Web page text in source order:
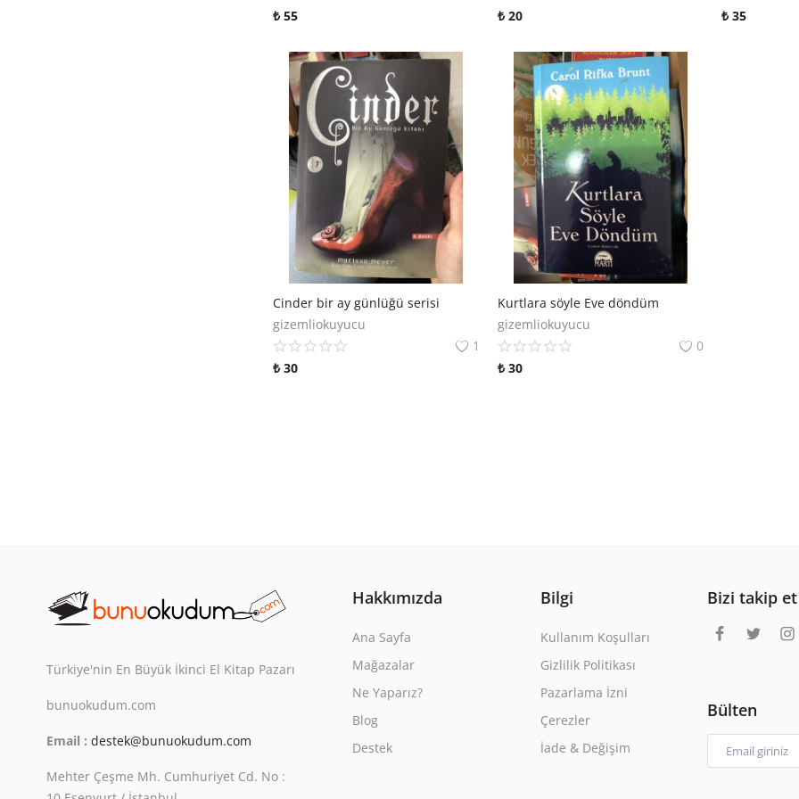
₺ 55
₺20 ₺ 35
Cinder bir ay günlüğü serisi
gizemliokuyucu
1
₺ 30
Kurtlara söyle Eve döndüm
gizemliokuyucu
0
₺30
Türkiye'nin En Büyük İkinci El Kitap Pazarı
bunuokudum.com
Email : destek@bunuokudum.com
Mehter Çeşme Mh. Cumhuriyet Cd. No :
Hakkımızda
Ana Sayfa
Mağazalar
Ne Yaparız?
Blog
Destek
Bilgi
Kullanım Koşulları
Gizlilik Politikası
Pazarlama İzni
Çerezler
İade & Değişim
Bizi takip et
Bülten